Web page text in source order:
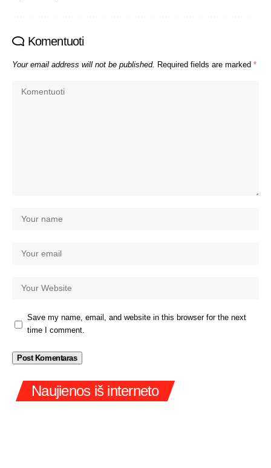
Komentuoti
Your email address will not be published. Required fields are marked *
Save my name, email, and website in this browser for the next
time I comment.
Naujienos iš interneto